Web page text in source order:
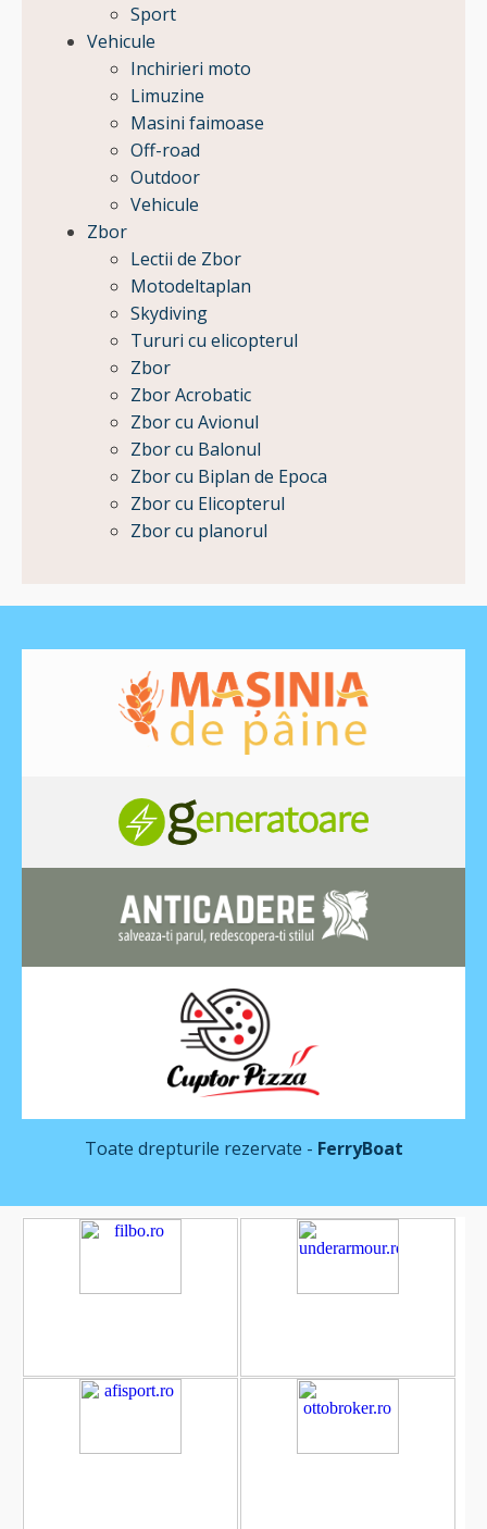
Sport
Vehicule
Inchirieri moto
Limuzine
Masini faimoase
Off-road
Outdoor
Vehicule
Zbor
Lectii de Zbor
Motodeltaplan
Skydiving
Tururi cu elicopterul
Zbor
Zbor Acrobatic
Zbor cu Avionul
Zbor cu Balonul
Zbor cu Biplan de Epoca
Zbor cu Elicopterul
Zbor cu planorul
Toate drepturile rezervate - FerryBoat